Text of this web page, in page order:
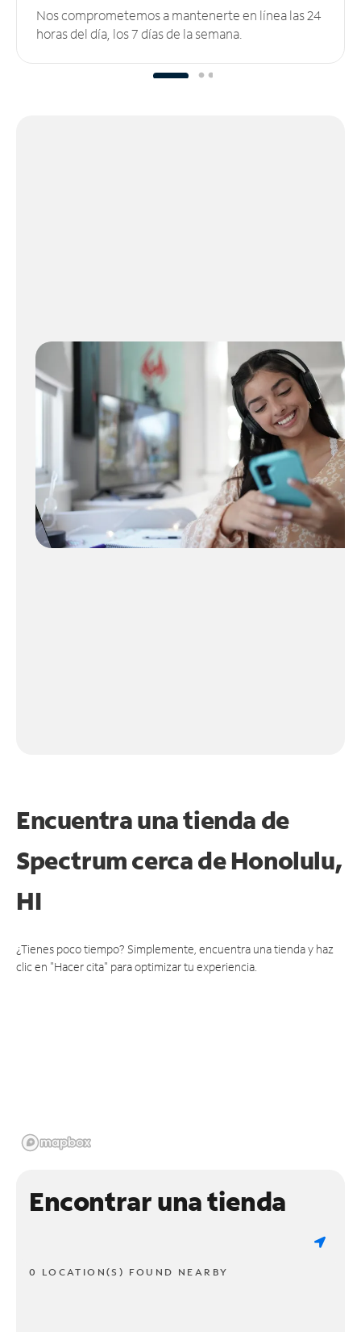
Nos comprometemos a mantenerte en línea las 24
horas del día, los 7 días de la semana.
Encuentra una tienda de
Spectrumcerca de Honolulu,
HI
¿Tienes poco tiempo? Simplemente, encuentra una tienda y haz
clic en "Hacer cita" para optimizar tu experiencia.
Encontrar una tienda
0 LOCATION(S) FOUND NEARBY